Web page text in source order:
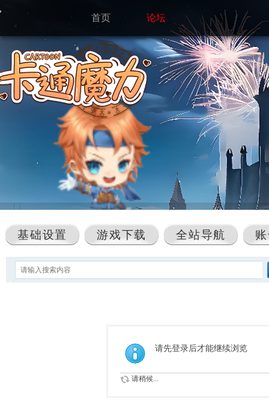
首页 论坛
基础设置 游戏下载 全站导航
请先登录后才能继续浏览
请稍候...